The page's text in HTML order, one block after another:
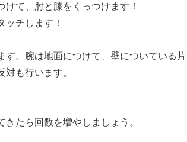
て、肘と膝をくっつけます！
チします！
。腕は地面につけて、壁についている片
も行います。
たら回数を増やしましょう。